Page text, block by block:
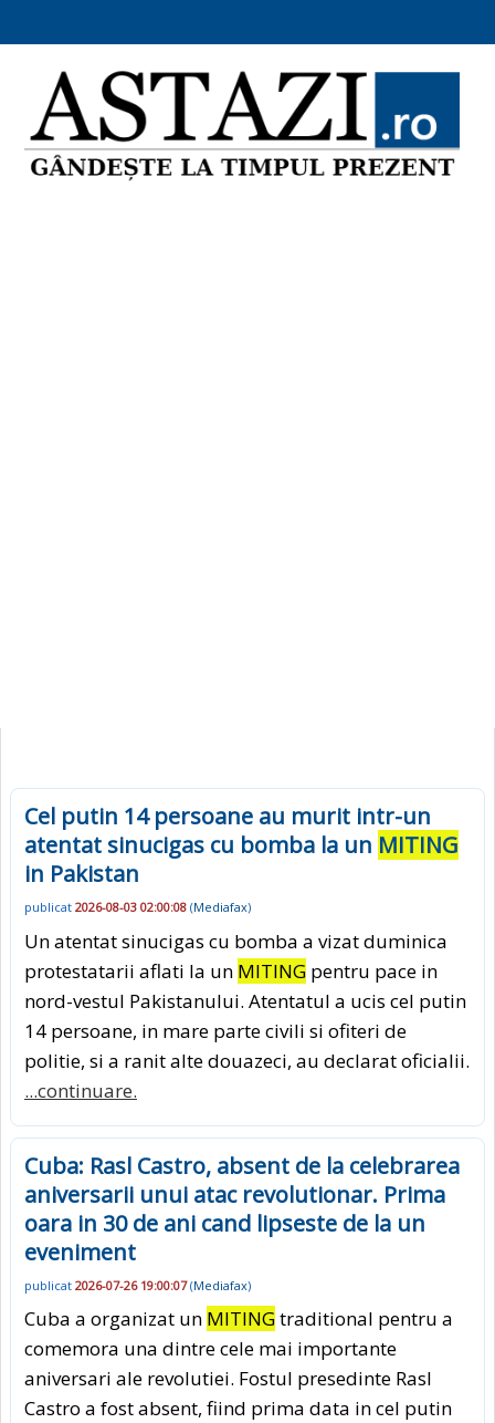
Cel putin 14 persoane au murit intr-un
atentat sinucigas cu bomba la un MITING
in Pakistan
publicat 2026-08-03 02:00:08 (Mediafax)
Un atentat sinucigas cu bomba a vizat duminica
protestatarii aflati la un MITING pentru pace in
nord-vestul Pakistanului. Atentatul a ucis cel putin
14 persoane, in mare parte civili si ofiteri de
politie, si a ranit alte douazeci, au declarat oficialii.
...continuare.
Cuba: Rasl Castro, absent de la celebrarea
aniversarii unui atac revolutionar. Prima
oara in 30 de ani cand lipseste de la un
eveniment
publicat 2026-07-26 19:00:07(Mediafax)
Cuba a organizat un MITINGtraditional pentru a
comemora una dintre cele mai importante
aniversari ale revolutiei. Fostul presedinte Rasl
Castro a fost absent, fiind prima data in cel putin